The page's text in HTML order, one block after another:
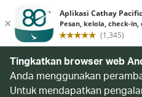
Tingkatkan browser web
Anda menggunakan
Untuk mendapatkan